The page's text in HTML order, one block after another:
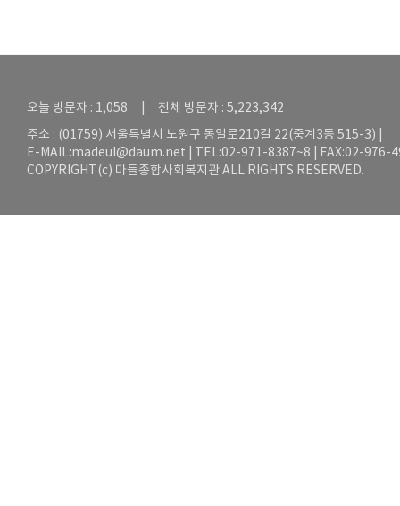
오늘 방문자 : 1,058 | 전체 방문자 : 5,223,342
주소 : (01759) 서울특별시 노원구 동일로210길 22(중계3동 515-3) |
E-MAIL:madeul@daum.net | TEL:02-971-8387~8 | FAX:02-976-
COPYRIGHT(c) 마들종합사회복지관 ALL RIGHTS RESERVED.